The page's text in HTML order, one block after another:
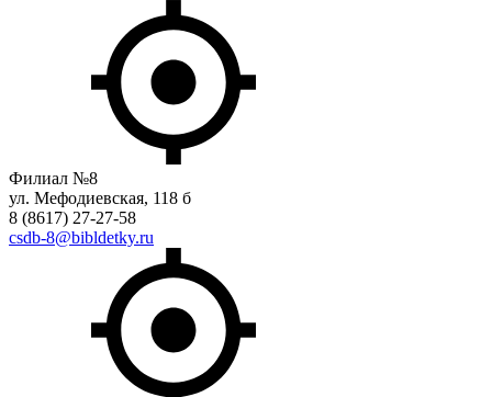
Филиал №8
ул. Мефодиевская, 118 б
8 (8617) 27-27-58
csdb-8@bibldetky.ru